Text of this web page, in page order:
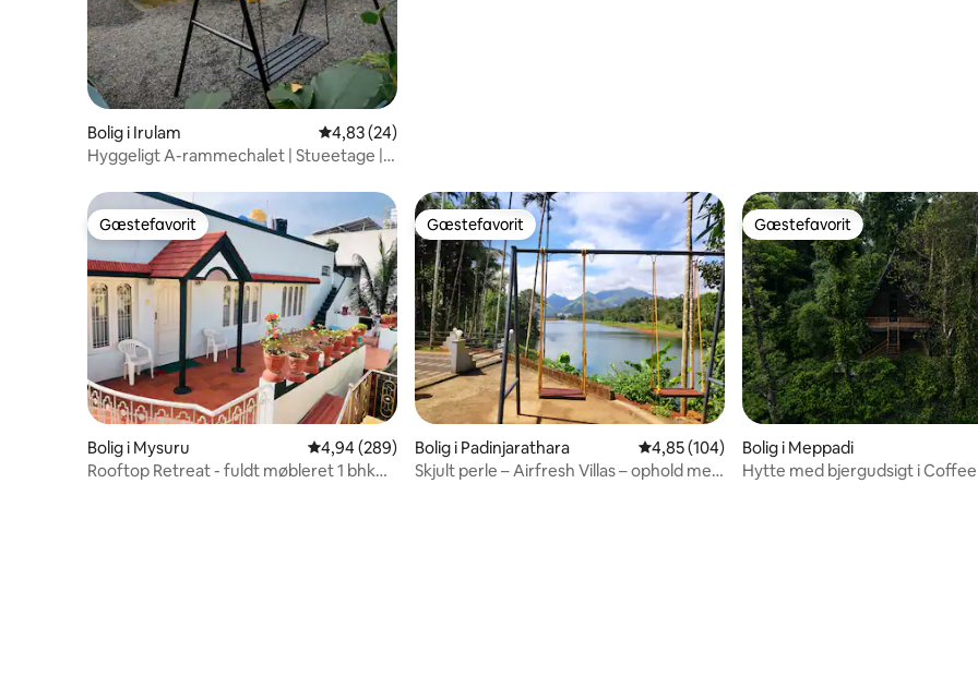
Bolig i Irulam 4,83 ud af 5 i gennemsnitlig bedømmelse, 24 omtaler
4,83 (24)
Hyggeligt A-rammechalet | Stueetage |
Gæstefavorit
Gæstefavorit
Bolig i Mysuru 4,94 ud af 5 i gennemsnitlig bedømmelse, 289 omtaler
4,94 (289)
Rooftop Retreat - fuldt møbleret 1 bhk
Gæstefavorit
Gæstefavorit
Bolig i Padinjarathara 4,85 ud af 5 i gennemsnitlig bedømmelse,
4,85 (104)
Skjult perle – Airfresh Villas – ophold med
Gæstefavorit
Gæstefavorit
Bolig i Meppadi
Hytte med bjergudsigt i Coffee